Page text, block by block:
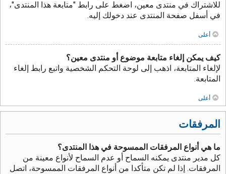
للاشتراك في منتدى معين، اضغط على رابط "متابعة هذا المنتدى"،
في أسفل صفحة المنتدى عند دخولك إليه.
أعلى
كيف يمكن إلغاء متابعة موضوع أو منتدى معين؟
لإلغاء المتابعة، اذهب إلى لوحة التحكم الشخصية واتبع رابط إلغاء
المتابعة.
أعلى
المرفقات
ما هي أنواع المرفقات الممسوحة في هذا المنتدى؟
كل مدير منتدى يمكنه السماح أو عدم السماح لأنواع معينة من
المرفقات. إذا لم تكن متأكدا من أنواع المرفقات الممسوحة، اتصل